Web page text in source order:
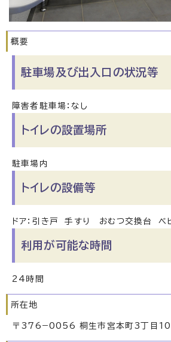
概要
駐車場及び出入口の状況等
障害者駐車場：なし
トイレの設置場所
駐車場内
トイレの設備等
ドア：引き戸 手すり おむつ交換台 ベ
利用が可能な時間
24時間
所在地
〒376−0056 桐生市宮本町3丁目10